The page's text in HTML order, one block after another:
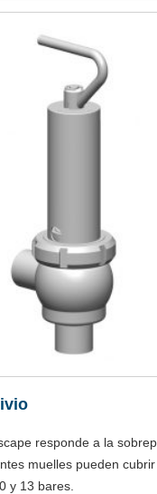
responde a la
muelles pueden
y 13 bares.